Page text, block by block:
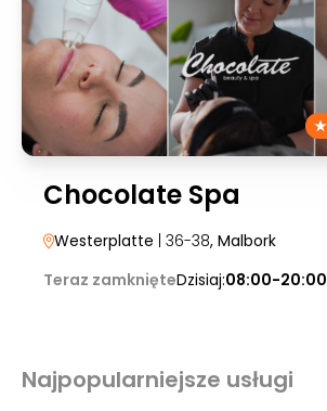
Chocolate Spa
Westerplatte | 36-38, Malbork
Teraz zamknięteDzisiaj:08:00-20:00
Najpopularniejsze usługi